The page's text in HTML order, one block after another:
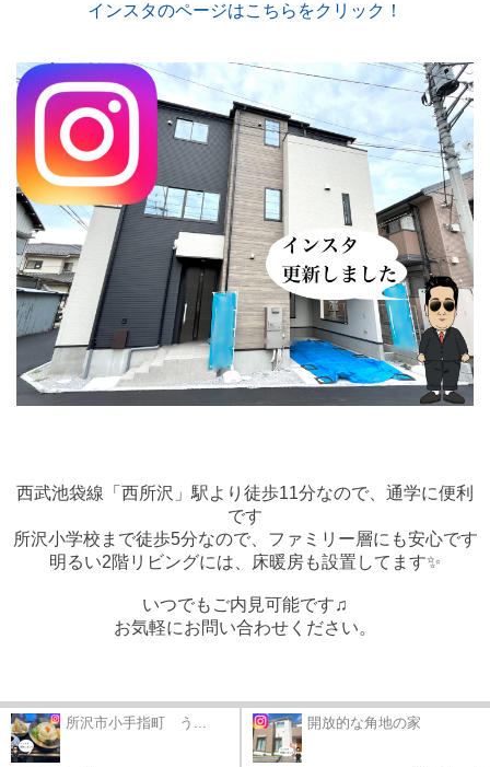
インスタのページはこちらをクリック！
西武池袋線「西所沢」駅より徒歩11分なので、通学に便利
です
所沢小学校まで徒歩5分なので、ファミリー層にも安心です
明るい2階リビングには、床暖房も設置してます✨
いつでもご内見可能です♫
お気軽にお問い合わせください。
所沢市小手指町 う... 開放的な角地の家